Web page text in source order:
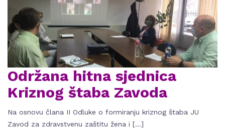
Održana hitna sjednica
Kriznog štaba Zavoda
Na osnovu člana II Odluke o formiranju kriznog štaba JU
Zavod za zdravstvenu zaštitu žena i […]